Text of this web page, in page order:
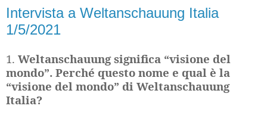
Intervista a Weltanschauung Italia
1/5/2021
1. Weltanschauung significa “visione del
mondo”. Perché questo nome e qual è la
“visione del mondo” di Weltanschauung
Italia?